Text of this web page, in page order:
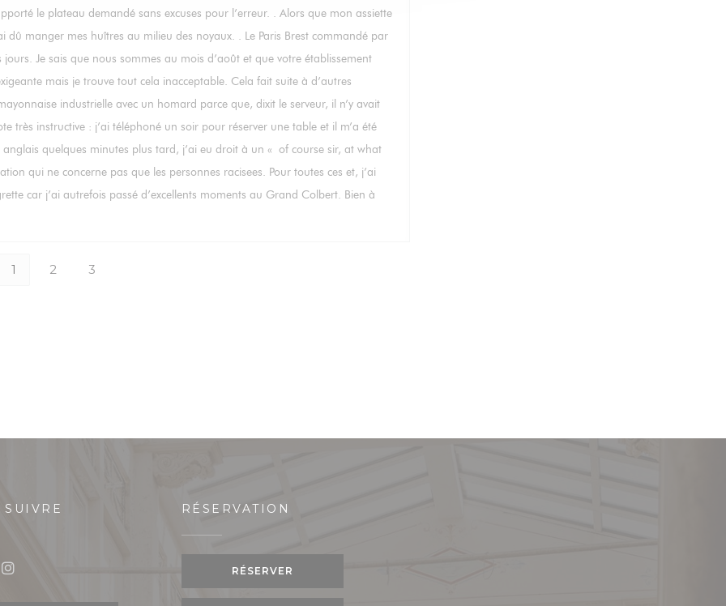
le plateau demandé sans excuses pour l’erreur. . Alors que mon assiette
dû manger mes huîtres au milieu des noyaux. . Le Paris Brest commandé par
Je sais que nous sommes au mois d’août et que votre établissement
mais je trouve tout cela inacceptable. Cela fait suite à d’autres
industrielle avec un homard parce que, dixit le serveur, il n’y avait
très instructive : j’ai téléphoné un soir pour réserver une table et il m’a été
quelques minutes plus tard, j’ai eu droit à un « of course sir, at what
qui ne concerne pas que les personnes racisees. Pour toutes ces et, j’ai
car j’ai autrefois passé d’excellents moments au Grand Colbert. Bien à
1 2 3
SUIVRE RÉSERVATION
RÉSERVER